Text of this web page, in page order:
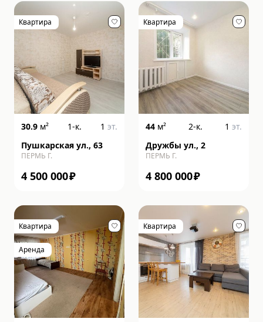
Квартира
30.9 м² 1-к. 1 эт.
Пушкарская ул., 63
ПЕРМЬ Г.
4 500 000₽
Квартира
44 м² 2-к. 1 эт.
Дружбы ул., 2
ПЕРМЬ Г.
4 800 000₽
Квартира
Аренда
Квартира